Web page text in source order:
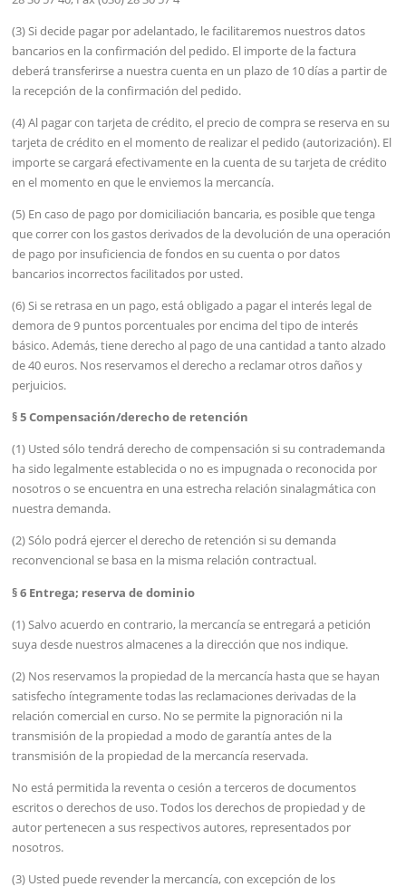
(3) Si decide pagar por adelantado, le facilitaremos nuestros datos
bancarios en la confirmación del pedido. El importe de la factura
deberá transferirse a nuestra cuenta en un plazo de 10 días a partir de
la recepción de la confirmación del pedido.
(4) Al pagar con tarjeta de crédito, el precio de compra se reserva en su
tarjeta de crédito en el momento de realizar el pedido (autorización). El
importe se cargará efectivamente en la cuenta de su tarjeta de crédito
en el momento en que le enviemos la mercancía.
(5) En caso de pago por domiciliación bancaria, es posible que tenga
que correr con los gastos derivados de la devolución de una operación
de pago por insuficiencia de fondos en su cuenta o por datos
bancarios incorrectos facilitados por usted.
(6) Si se retrasa en un pago, está obligado a pagar el interés legal de
demora de 9 puntos porcentuales por encima del tipo de interés
básico. Además, tiene derecho al pago de una cantidad a tanto alzado
de 40 euros. Nos reservamos el derecho a reclamar otros daños y
perjuicios.
§ 5 Compensación/derecho de retención
(1) Usted sólo tendrá derecho de compensación si su contrademanda
ha sido legalmente establecida o no es impugnada o reconocida por
nosotros o se encuentra en una estrecha relación sinalagmática con
nuestra demanda.
(2) Sólo podrá ejercer el derecho de retención si su demanda
reconvencional se basa en la misma relación contractual.
§ 6 Entrega; reserva de dominio
(1) Salvo acuerdo en contrario, la mercancía se entregará a petición
suya desde nuestros almacenes a la dirección que nos indique.
(2) Nos reservamos la propiedad de la mercancía hasta que se hayan
satisfecho íntegramente todas las reclamaciones derivadas de la
relación comercial en curso. No se permite la pignoración ni la
transmisión de la propiedad a modo de garantía antes de la
transmisión de la propiedad de la mercancía reservada.
No está permitida la reventa o cesión a terceros de documentos
escritos o derechos de uso. Todos los derechos de propiedad y de
autor pertenecen a sus respectivos autores, representados por
nosotros.
(3) Usted puede revender la mercancía, con excepción de los